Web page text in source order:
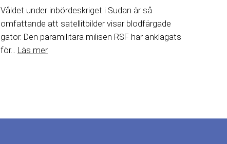
Våldet under inbördeskriget i Sudan är så
omfattande att satellitbilder visar blodfärgade
gator. Den paramilitära milisen RSF har anklagats
för... Läs mer